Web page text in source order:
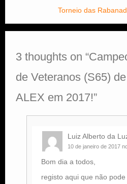
Torneio das
3 thoughts on “
de Veteranos (S65)
ALEX em 2017!”
Luiz Alberto da
10 de janeiro de 2017
Bom dia a todos,
registo aqui que não